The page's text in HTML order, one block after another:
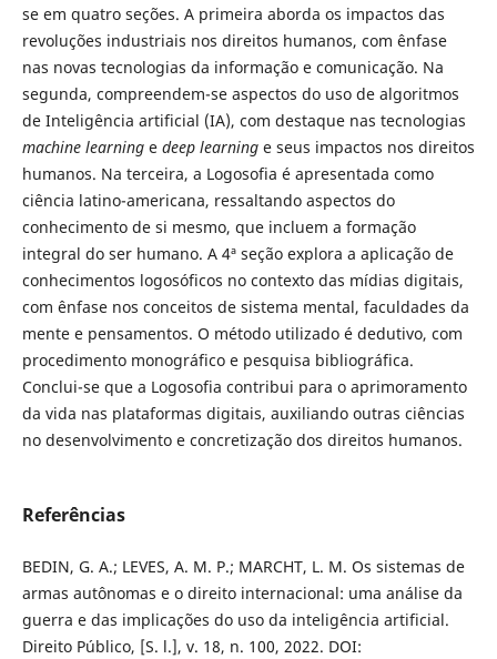
se em quatro seções. A primeira aborda os impactos das
revoluções industriais nos direitos humanos, com ênfase
nas novas tecnologias da informação e comunicação. Na
segunda, compreendem-se aspectos do uso de algoritmos
de Inteligência artificial (IA), com destaque nas tecnologias
machine learninge deep learninge seus impactos nos direitos
humanos. Na terceira, a Logosofia é apresentada como
ciência latino-americana, ressaltando aspectos do
conhecimento de si mesmo, que incluem a formação
integral do ser humano. A 4ª seção explora a aplicação de
conhecimentos logosóficos no contexto das mídias digitais,
com ênfase nos conceitos de sistema mental, faculdades da
mente e pensamentos. O método utilizado é dedutivo, com
procedimento monográfico e pesquisa bibliográfica.
Conclui-se que a Logosofia contribui para o aprimoramento
da vida nas plataformas digitais, auxiliando outras ciências
no desenvolvimento e concretização dos direitos humanos.
Referências
BEDIN, G. A.; LEVES, A. M. P.; MARCHT, L. M. Os sistemas de
armas autônomas e o direito internacional: uma análise da
guerra e das implicações do uso da inteligência artificial.
Direito Público, [S. l.], v. 18, n. 100, 2022. DOI: